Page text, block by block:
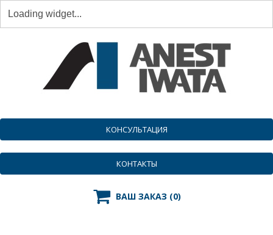
КОНСУЛЬТАЦИЯ
КОНТАКТЫ
 ВАШ ЗАКАЗ (0)